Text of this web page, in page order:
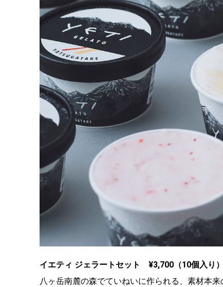
イエティ ジェラートセット ¥3,700（10個入り）
八ヶ岳南麓の森でていねいに作られる、素材本